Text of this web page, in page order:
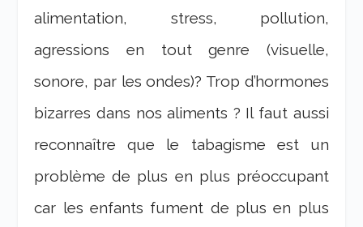
alimentation, stress, pollution,
agressions en tout genre (visuelle,
sonore, par les ondes)? Trop d’hormones
bizarres dans nos aliments ? Il faut aussi
reconnaître que le tabagisme est un
problème de plus en plus préoccupant
car les enfants fument de plus en plus